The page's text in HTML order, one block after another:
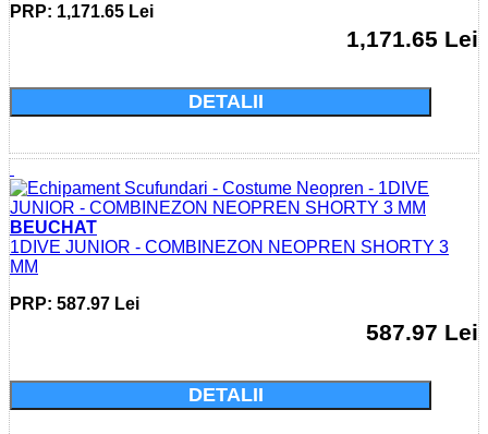
PRP: 1,171.65 Lei
1,171.65 Lei
DETALII
BEUCHAT
1DIVE JUNIOR - COMBINEZON NEOPREN SHORTY 3
MM
PRP: 587.97 Lei
587.97 Lei
DETALII